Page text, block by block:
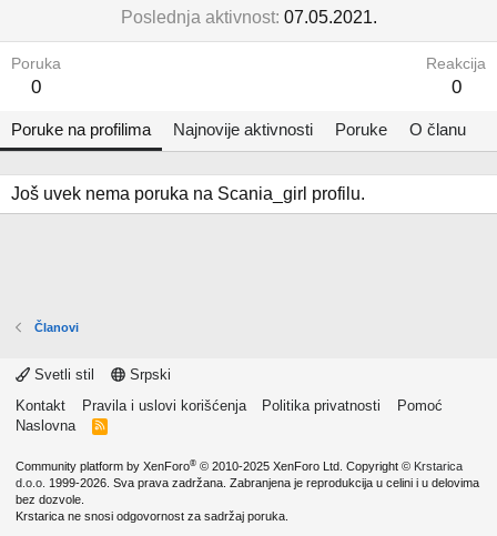
Poslednja aktivnost 07.05.2021.
Poruka
0
Reakcija
0
Poruke na profilima Najnovije aktivnosti Poruke O članu
Još uvek nema poruka na Scania_girl profilu.
Članovi
Svetli stil
Srpski
Kontakt
Pravila i uslovi korišćenja Politika privatnosti
Pomoć
Naslovna
R
Community platform by XenForo® © 2010-2025 XenForo Ltd. Copyright © Krstarica
d.o.o. 1999-2026. Sva prava zadržana. Zabranjena je reprodukcija u celini i u delovima
bez dozvole.
Krstarica ne snosi odgovornost za sadržaj poruka.